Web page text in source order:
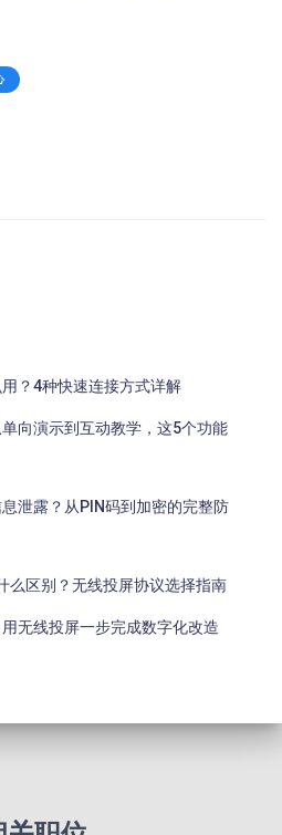
？4种快速连接方式详解
向演示到互动教学，这5个功能
泄露？从PIN码到加密的完整防
区别？无线投屏协议选择指南
无线投屏一步完成数字化改造